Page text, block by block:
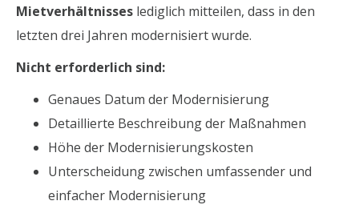
Mietverhältnisses lediglich mitteilen, dass in den
letzten drei Jahren modernisiert wurde.
Nicht erforderlich sind:
Genaues Datum der Modernisierung
Detaillierte Beschreibung der Maßnahmen
Höhe der Modernisierungskosten
Unterscheidung zwischen umfassender und
einfacher Modernisierung